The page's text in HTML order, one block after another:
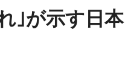
｣が示す日本